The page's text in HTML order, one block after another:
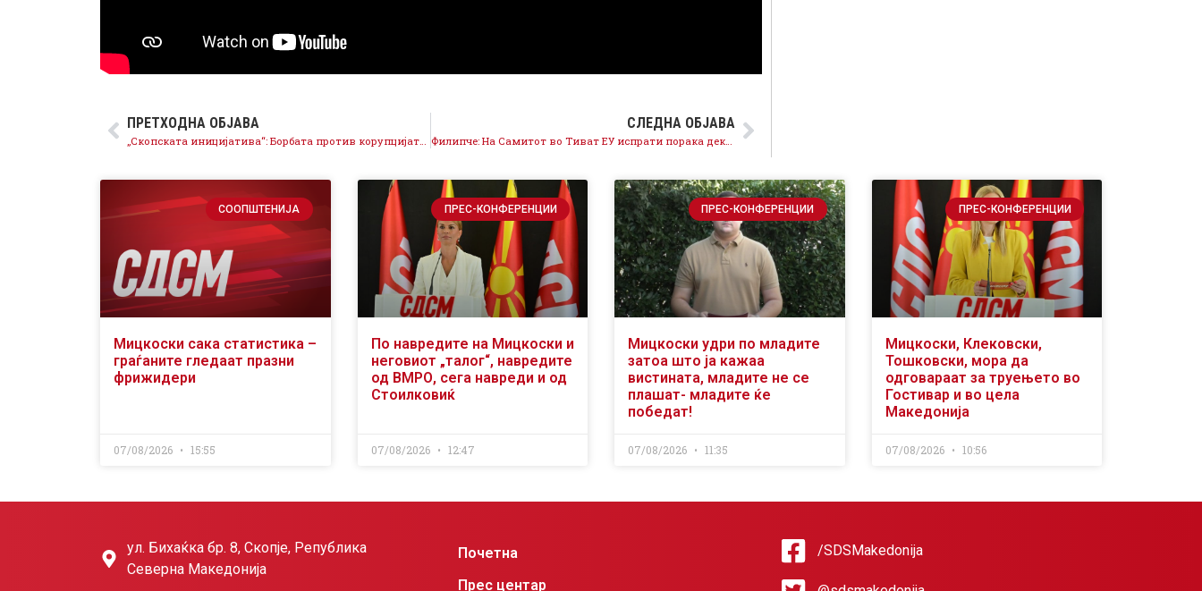
ПРЕТХОДНА ОБЈАВА СЛЕДНА ОБЈАВА
СООПШТЕНИЈА
Мицкоски сака статистика –
граѓаните гледаат празни
фрижидери
07/08/2026 15:55
ПРЕС-КОНФЕРЕНЦИИ
По навредите на Мицкоски и
неговиот „талог“, навредите
од ВМРО, сега навреди и од
Стоилковиќ
07/08/2026 12:47
ПРЕС-КОНФЕРЕНЦИИ
Мицкоски удри по младите
затоа што ја кажаа
вистината, младите не се
плашат- младите ќе
победат!
07/08/2026 11:35
ПРЕС-КОНФЕРЕНЦИИ
Мицкоски, Клековски,
Тошковски, мора да
одговараат за труењето во
Гостивар и во цела
Македонија
07/08/2026 10:56
ул. Бихаќка бр. 8, Скопје, Република
Северна Македонија
Почетна
Прес центар
/SDSMakedonija